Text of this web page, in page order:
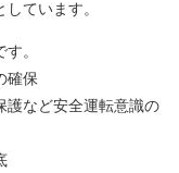
ています。
。
確保
護など安全運転意識の